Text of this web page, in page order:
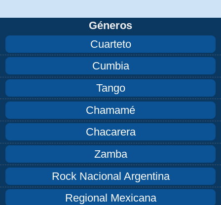
Géneros
Cuarteto
Cumbia
Tango
Chamamé
Chacarera
Zamba
Rock Nacional Argentina
Regional Mexicana